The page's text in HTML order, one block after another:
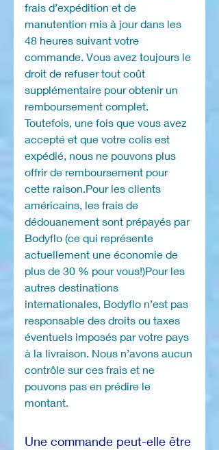
frais d’expédition et de
manutention mis à jour dans les
48 heures suivant votre
commande. Vous avez toujours le
droit de refuser tout coût
supplémentaire pour obtenir un
remboursement complet.
Toutefois, une fois que vous avez
accepté et que votre colis est
expédié, nous ne pouvons plus
offrir de remboursement pour
cette raison.Pour les clients
américains, les frais de
dédouanement sont prépayés par
Bodyflo (ce qui représente
actuellement une économie de
plus de 30 % pour vous!)Pour les
autres destinations
internationales, Bodyflo n’est pas
responsable des droits ou taxes
éventuels imposés par votre pays
à la livraison. Nous n’avons aucun
contrôle sur ces frais et ne
pouvons pas en prédire le
montant.
Une commande peut-elle être